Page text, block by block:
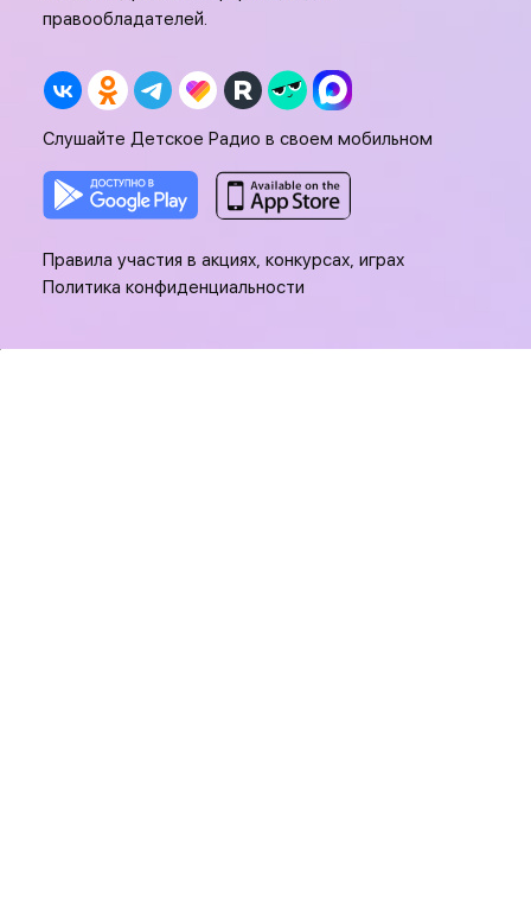
правообладателей.
Слушайте Детское Радио в своем мобильном
Правила участия в акциях, конкурсах, играх
Политика конфиденциальности